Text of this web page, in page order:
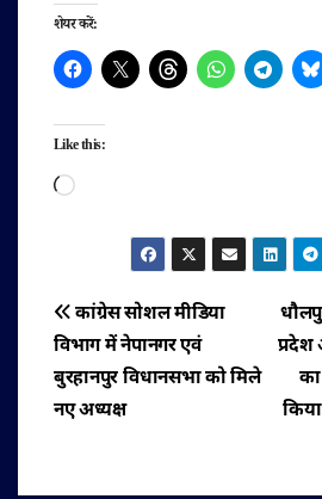
शेयर करें:
Like this:
Loading…
पोस्ट
नेविगेशन
का
कांग्रेस सोशल मीडिया
विभाग में नेपानगर एवं
बुरहानपुर विधानसभा को मिले
नए अध्यक्ष